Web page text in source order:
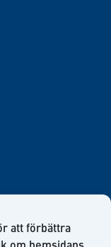
att förbättra